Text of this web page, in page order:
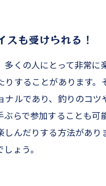
スも受けられる！
多くの人にとって非常
りすることがあります
ナルであり、釣りのコ
ぶらで参加することも
しんだりする方法があ
ょう。